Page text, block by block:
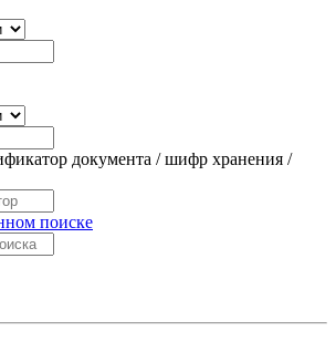
документа / шифр хранения /
поиске